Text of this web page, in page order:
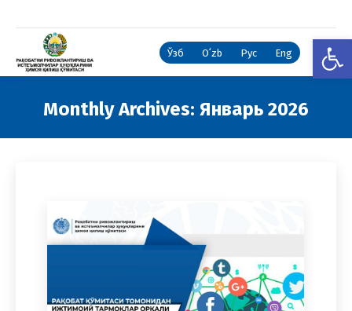
Ўзб Oʻzb Рус Eng
Monthly Archives: Январь 2026